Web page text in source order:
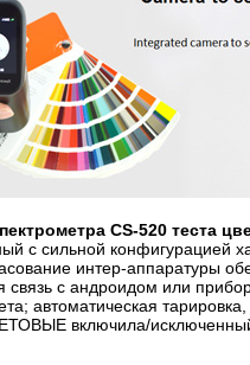
CS-520 теста
с сильной конфигурацией
интер-аппаратуры
с андроидом или
автоматическая
включила/